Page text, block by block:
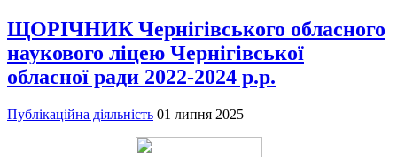
ЩОРІЧНИК Чернігівського обласного
наукового ліцею Чернігівської
обласної ради 2022-2024 р.р.
Публікаційна діяльність 01 липня 2025